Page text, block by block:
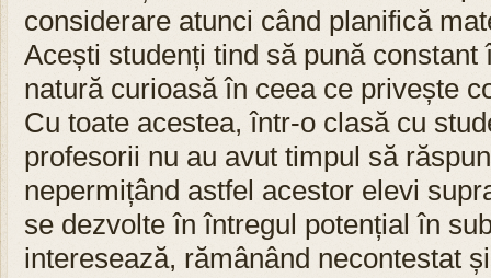
considerare atunci când planifică
Acești studenți tind să pună
natură curioasă în ceea ce privește
Cu toate acestea, într-o clasă cu
profesorii nu au avut timpul să
nepermițând astfel acestor elevi
se dezvolte în întregul potențial în
interesează, rămânând necontestat